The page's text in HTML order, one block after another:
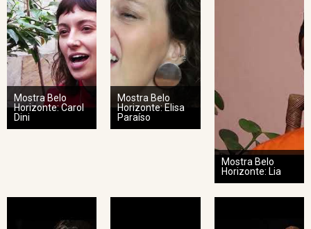
Mostra Belo
Horizonte: Carol
Dini
Mostra Belo
Horizonte: Elisa
Paraíso
Mostra Belo
Horizonte: Lia